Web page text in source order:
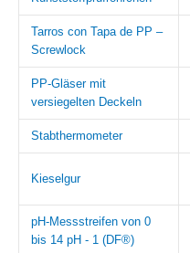
Tarros con Tapa de PP –
Screwlock
PP-Gläser mit
versiegelten Deckeln
Stabthermometer
Kieselgur
pH-Messstreifen von 0
bis 14 pH - 1 (DF®)